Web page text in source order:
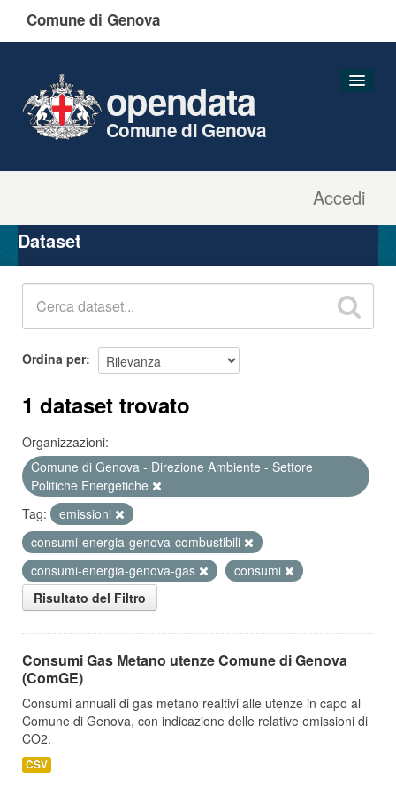
Comune di Genova
Accedi
opendata
Comune di Genova
Organizzazioni
Gruppi
Dataset
Ordina per
1 dataset trovato
Organizzazioni:
Comune di Genova - Direzione Ambiente - Settore
Politiche Energetiche
Tag:
emissioni
consumi-energia-genova-combustibili
consumi-energia-genova-gas
consumi
Risultato del Filtro
Consumi Gas Metano utenze Comune di Genova
(ComGE)
Consumi annuali di gas metano realtivi alle utenze in capo al
Comune di Genova, con indicazione delle relative emissioni di
CO2.
CSV